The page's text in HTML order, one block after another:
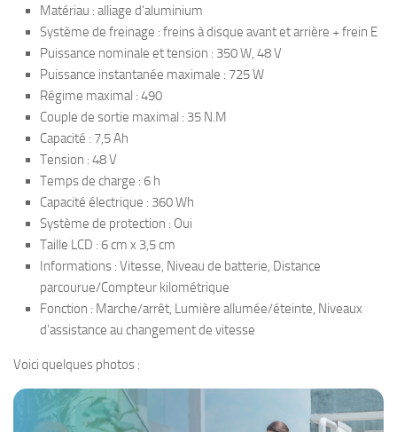
Matériau : alliage d’aluminium
Système de freinage : freins à disque avant et arrière + frein E
Puissance nominale et tension : 350 W, 48 V
Puissance instantanée maximale : 725 W
Régime maximal : 490
Couple de sortie maximal : 35 N.M
Capacité : 7,5 Ah
Tension : 48 V
Temps de charge : 6 h
Capacité électrique : 360 Wh
Système de protection : Oui
Taille LCD : 6 cm x 3,5 cm
Informations : Vitesse, Niveau de batterie, Distance
parcourue/Compteur kilométrique
Fonction : Marche/arrêt, Lumière allumée/éteinte, Niveaux
d’assistance au changement de vitesse
Voici quelques photos :